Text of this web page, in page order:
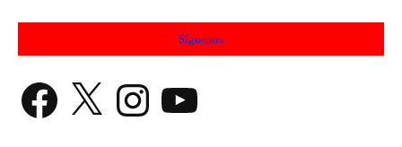
Síguenos
Facebook X Instagram